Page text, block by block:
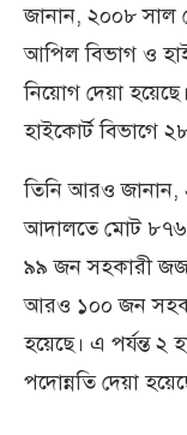
জানান, ২০০৮ সাল
আপিল বিভাগ ও
নিয়োগ দেয়া
হাইকোর্ট বিভাগে
তিনি আরও জানান,
আদালতে মোট ৮৭৬
৯৯ জন সহকারী জজ
আরও ১০০ জন
হয়েছে। এ পর্যন্ত ২
পদোন্নতি দেয়া